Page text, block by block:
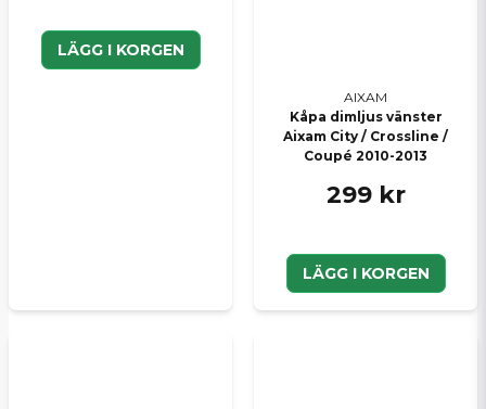
LÄGG I KORGEN
AIXAM
Kåpa dimljus vänster
Aixam City / Crossline /
Coupé 2010-2013
299 kr
LÄGG I KORGEN